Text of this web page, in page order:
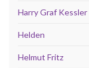
Harry Graf Kessler
Helden
Helmut Fritz